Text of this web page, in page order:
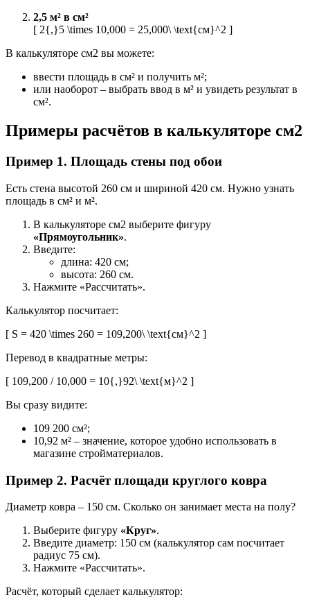
2,5 м² в см²
[ 2{,}5 \times 10,000 = 25,000\ \text{см}^2 ]
В калькуляторе см2 вы можете:
ввести площадь в см² и получить м²;
или наоборот – выбрать ввод в м² и увидеть результат в
см².
Примеры расчётов в калькуляторе см2
Пример 1. Площадь стены под обои
Есть стена высотой 260 см и шириной 420 см. Нужно узнать
площадь в см² и м².
В калькуляторе см2 выберите фигуру
«Прямоугольник».
Введите:
длина: 420 см;
высота: 260 см.
Нажмите «Рассчитать».
Калькулятор посчитает:
[ S = 420 \times 260 = 109,200\ \text{см}^2 ]
Перевод в квадратные метры:
[ 109,200 / 10,000 = 10{,}92\ \text{м}^2 ]
Вы сразу видите:
109 200 см²;
10,92 м² – значение, которое удобно использовать в
магазине стройматериалов.
Пример 2. Расчёт площади круглого ковра
Диаметр ковра – 150 см. Сколько он занимает места на полу?
Выберите фигуру «Круг».
Введите диаметр: 150 см (калькулятор сам посчитает
радиус 75 см).
Нажмите «Рассчитать».
Расчёт, который сделает калькулятор: